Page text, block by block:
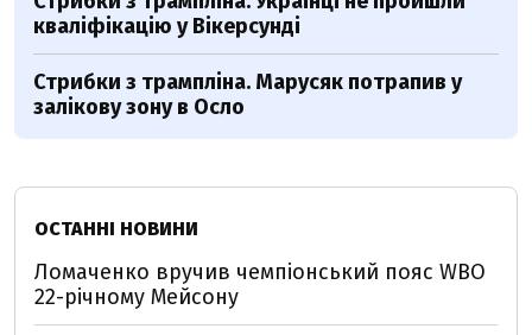
кваліфікацію у Вікерсунді
Стрибки з трампліна. Марусяк потрапив у
залікову зону в Осло
ОСТАННІ НОВИНИ
Ломаченко вручив чемпіонський пояс WBO
22-річному Мейсону